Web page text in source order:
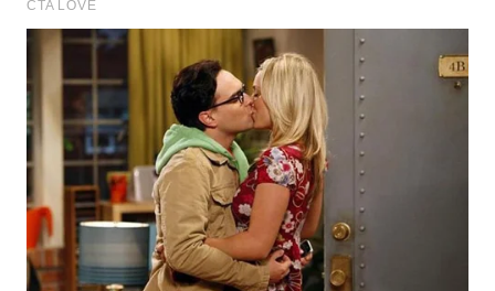
SAMOSIR
PADANG
LAWAS
SUMEDANG
WN
CIANJUR